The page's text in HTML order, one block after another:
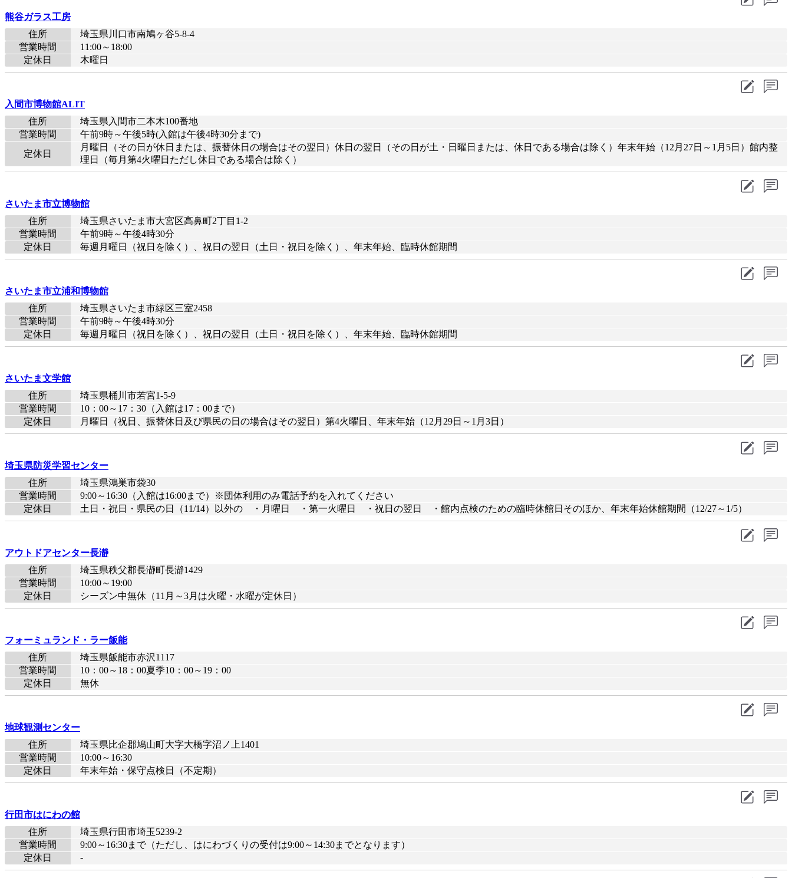
熊谷ガラス工房
住所
埼玉県川口市南鳩ヶ谷5-8-4
営業時間
11:00～18:00
定休日
木曜日
入間市博物館ALIT
住所
埼玉県入間市二本木100番地
営業時間
午前9時～午後5時(入館は午後4時30分まで)
定休日
月曜日（その日が休日または、振替休日の場合はその翌日）休日の翌日（その日が土・日曜日または、休日である場合は除く）年末年始（12月27日～1月5日）館内整
理日（毎月第4火曜日ただし休日である場合は除く）
さいたま市立博物館
住所
埼玉県さいたま市大宮区高鼻町2丁目1-2
営業時間
午前9時～午後4時30分
定休日
毎週月曜日（祝日を除く）、祝日の翌日（土日・祝日を除く）、年末年始、臨時休館期間
さいたま市立浦和博物館
住所
埼玉県さいたま市緑区三室2458
営業時間
午前9時～午後4時30分
定休日
毎週月曜日（祝日を除く）、祝日の翌日（土日・祝日を除く）、年末年始、臨時休館期間
さいたま文学館
住所
埼玉県桶川市若宮1-5-9
営業時間
10：00～17：30（入館は17：00まで）
定休日
月曜日（祝日、振替休日及び県民の日の場合はその翌日）第4火曜日、年末年始（12月29日～1月3日）
埼玉県防災学習センター
住所
埼玉県鴻巣市袋30
営業時間
9:00～16:30（入館は16:00まで）※団体利用のみ電話予約を入れてください
定休日
土日・祝日・県民の日（11/14）以外の ・月曜日 ・第一火曜日 ・祝日の翌日 ・館内点検のための臨時休館日そのほか、年末年始休館期間（12/27～1/5）
アウトドアセンター長瀞
住所
埼玉県秩父郡長瀞町長瀞1429
営業時間
10:00～19:00
定休日
シーズン中無休（11月～3月は火曜・水曜が定休日）
フォーミュランド・ラー飯能
住所
埼玉県飯能市赤沢1117
営業時間
10：00～18：00夏季10：00～19：00
定休日
無休
地球観測センター
住所
埼玉県比企郡鳩山町大字大橋字沼ノ上1401
営業時間
10:00～16:30
定休日
年末年始・保守点検日（不定期）
行田市はにわの館
住所
埼玉県行田市埼玉5239-2
営業時間
9:00～16:30まで（ただし、はにわづくりの受付は9:00～14:30までとなります）
定休日
-